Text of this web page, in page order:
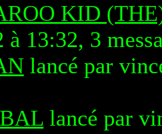
KID
à 13:32, 3
lancé par
lancé par